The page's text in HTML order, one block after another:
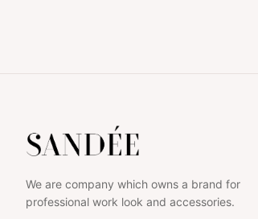
We are company which owns a brand for
professional work look and accessories.